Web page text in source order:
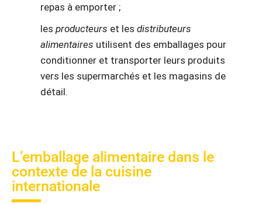
repas à emporter ;
les producteurs et les distributeurs
alimentaires utilisent des emballages pour
conditionner et transporter leurs produits
vers les supermarchés et les magasins de
détail.
L’emballage alimentaire dans le
contexte de la cuisine
internationale